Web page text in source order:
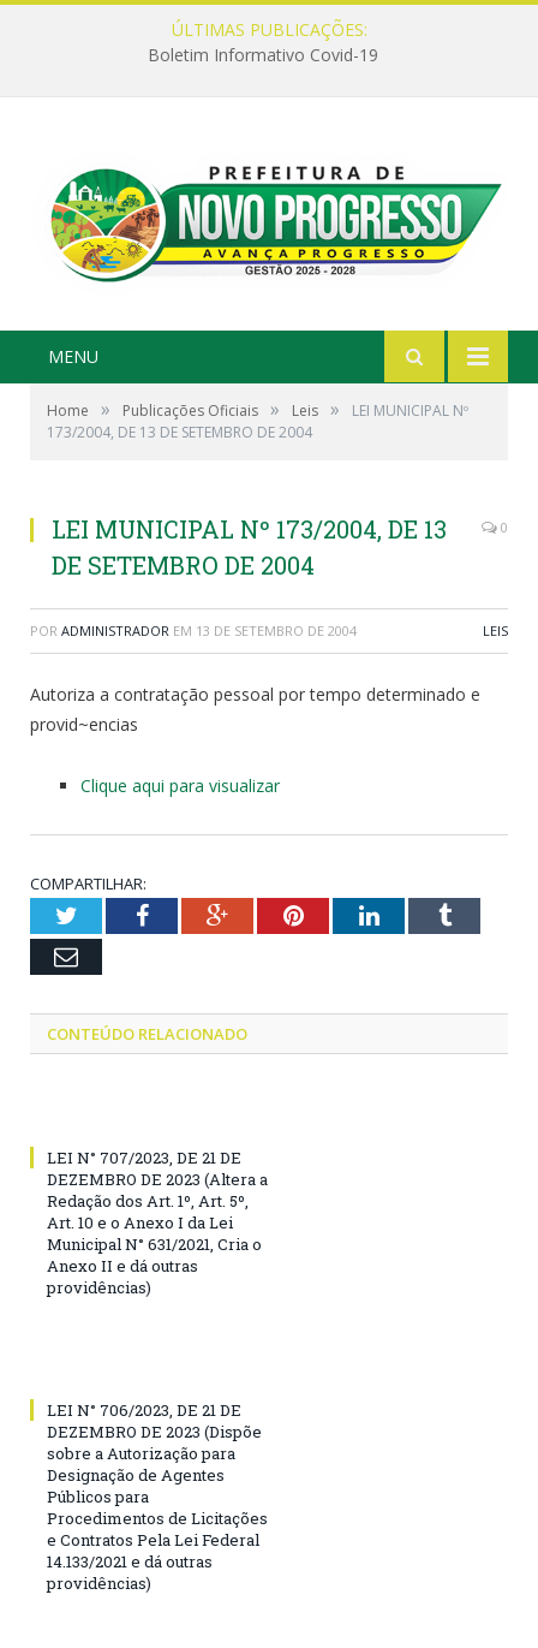
ÚLTIMAS PUBLICAÇÕES:
Boletim Informativo Covid-19
MENU
Home » Publicações Oficiais » Leis »
LEI MUNICIPAL Nº
173/2004, DE 13 DE SETEMBRO DE 2004
LEI MUNICIPAL Nº 173/2004, DE 13
DE SETEMBRO DE 2004
0
POR ADMINISTRADOR EM 13 DE SETEMBRO DE 2004 LEIS
Autoriza a contratação pessoal por tempo determinado e
provid~encias
Clique aqui para visualizar
COMPARTILHAR:
TwitterFacebookGoogle+PinterestLinkedInTumblr
Email
CONTEÚDO RELACIONADO
LEI N° 707/2023, DE 21 DE
DEZEMBRO DE 2023 (Altera a
Redação dos Art. 1º, Art. 5º,
Art. 10 e o Anexo I da Lei
Municipal N° 631/2021, Cria o
Anexo II e dá outras
providências)
LEI N° 706/2023, DE 21 DE
DEZEMBRO DE 2023 (Dispõe
sobre a Autorização para
Designação de Agentes
Públicos para
Procedimentos de Licitações
e Contratos Pela Lei Federal
14.133/2021 e dá outras
providências)